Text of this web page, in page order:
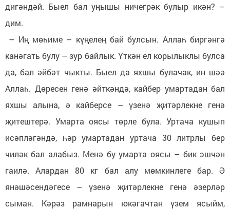
дигәндәй. Быел бал уңышы ничегрәк булыр икән? –
дим.
– Иң мөһиме – күңелең бай булсын. Аллаһ биргәнгә
канәгать булу – зур байлык. Үткән ел корылыклы булса
да, бал әйбәт чыкты. Быел да яхшы булачак, ин шәә
Аллаһ. Дөресен генә әйткәндә, кайбер умартадан бал
яхшы алына, ә кайберсе – үзенә җитәрлекне генә
җитештерә. Умарта оясы төрле була. Уртача кушып
исәпләгәндә, һәр умартадан уртача 30 литрлы бер
чиләк бал алабыз. Менә бу умарта оясы – бик эшчән
гаилә. Алардан 80 кг бал алу мөмкинлеге бар. Ә
янәшәсендәгесе – үзенә җитәрлекне генә әзерләр
сыман. Кәрәз рамнарын юкәгачтан үзем ясыйм,